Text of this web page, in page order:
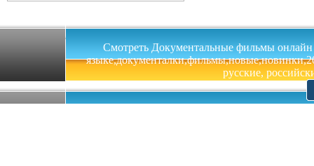
Смотреть Документальные фильмы онлайн
русские,